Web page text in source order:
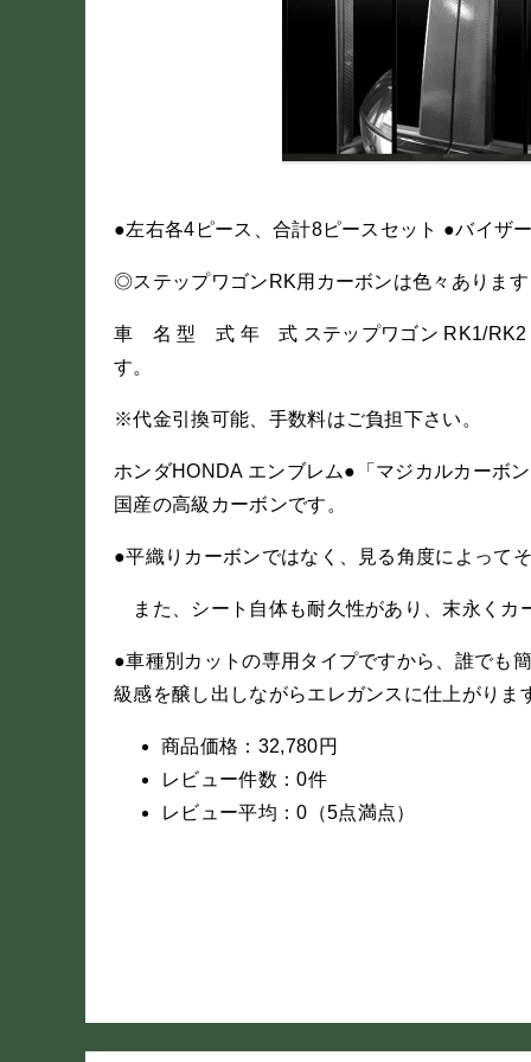
●左右各4ピース、合計8ピースセット ●バイザ
◎ステップワゴンRK用カーボンは色々あり
車 名 型 式 年 式 ステップワゴン RK1/RK2
す。
※代金引換可能、手数料はご負担下さい。
ホンダHONDA エンブレム●「マジカルカーボ
国産の高級カーボンです。
●平織りカーボンではなく、見る角度によって
また、シート自体も耐久性があり、末永くカ
●車種別カットの専用タイプですから、誰でも
級感を醸し出しながらエレガンスに仕上がりま
商品価格：32,780円
レビュー件数：0件
レビュー平均：0（5点満点）